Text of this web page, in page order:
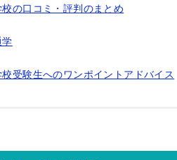
の口コミ・評判のまとめ
学
受験生へのワンポイントアドバイス